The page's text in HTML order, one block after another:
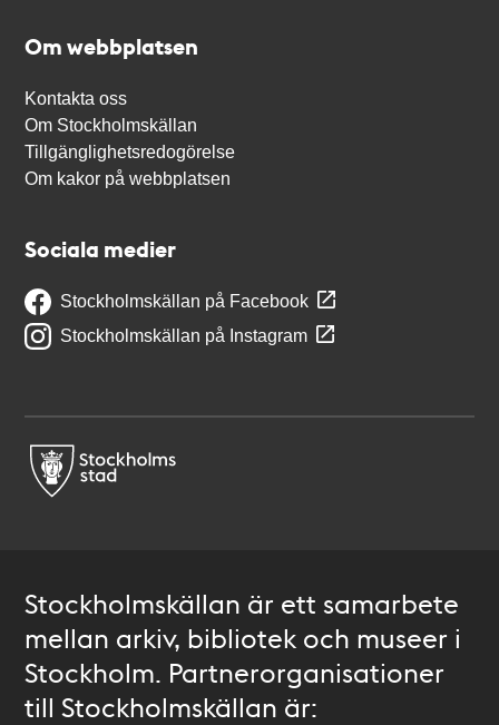
Om webbplatsen
Kontakta oss
Om Stockholmskällan
Tillgänglighetsredogörelse
Om kakor på webbplatsen
Sociala medier
Stockholmskällan på Facebook
Stockholmskällan på Instagram
Stockholmskällan är ett samarbete
mellan arkiv, bibliotek och museer i
Stockholm. Partnerorganisationer
till Stockholmskällan är: